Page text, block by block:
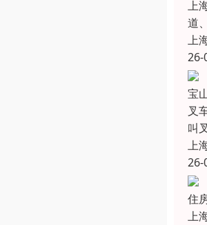
上
道
上
26-
宝
叉
叫
上
26-
住
上